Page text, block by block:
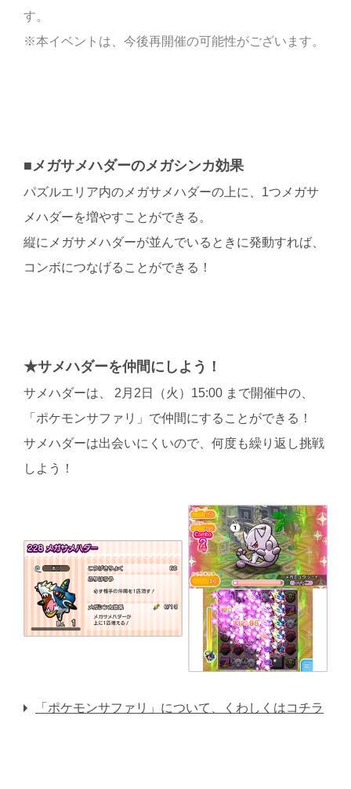
す。
※本イベントは、今後再開催の可能性がございます。
■メガサメハダーのメガシンカ効果
パズルエリア内のメガサメハダーの上に、1つメガサ
メハダーを増やすことができる。
縦にメガサメハダーが並んでいるときに発動すれば、
コンボにつなげることができる！
★サメハダーを仲間にしよう！
サメハダーは、 2月2日（火）15:00 まで開催中の、
「ポケモンサファリ」で仲間にすることができる！
サメハダーは出会いにくいので、何度も繰り返し挑戦
しよう！
「ポケモンサファリ」について、くわしくはコチラ